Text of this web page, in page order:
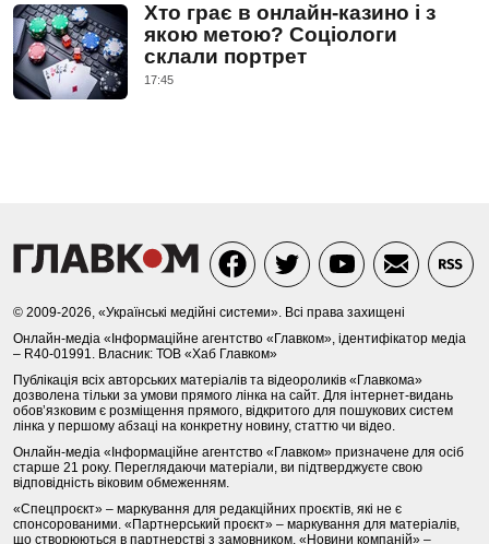
Хто грає в онлайн-казино і з
якою метою? Соціологи
склали портрет
17:45
© 2009-2026, «Українські медійні системи». Всі права захищені
Онлайн-медіа «Інформаційне агентство «Главком», ідентифікатор медіа
– R40-01991. Власник: ТОВ «Хаб Главком»
Публікація всіх авторських матеріалів та відеороликів «Главкома»
дозволена тільки за умови прямого лінка на сайт. Для інтернет-видань
обов’язковим є розміщення прямого, відкритого для пошукових систем
лінка у першому абзаці на конкретну новину, статтю чи відео.
Онлайн-медіа «Інформаційне агентство «Главком» призначене для осіб
старше 21 року. Переглядаючи матеріали, ви підтверджуєте свою
відповідність віковим обмеженням.
«Спецпроєкт» – маркування для редакційних проєктів, які не є
спонсорованими. «Партнерський проєкт» – маркування для матеріалів,
що створюються в партнерстві з замовником. «Новини компаній» –